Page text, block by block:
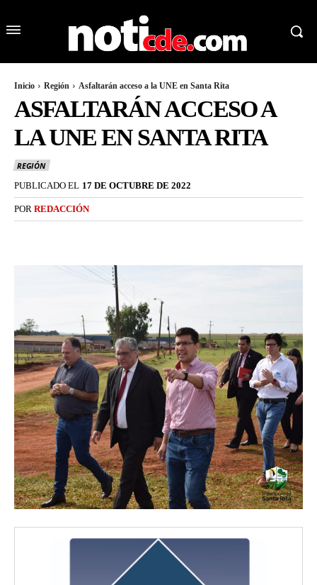
Inicio Región Asfaltarán acceso a la UNE en Santa Rita
ASFALTARÁN ACCESO A
LA UNE EN SANTA RITA
REGIÓN
PUBLICADO EL 17 DE OCTUBRE DE 2022
POR REDACCIÓN